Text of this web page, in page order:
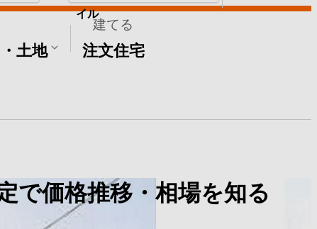
土地
建てる
注文住宅
イル
で価格推移・相場を知る